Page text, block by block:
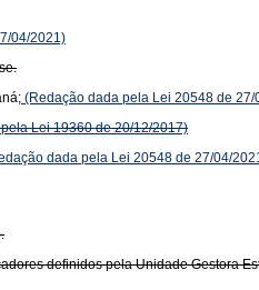
04/2021)
(Redação dada pela Lei 20548 de 27/
Lei 19360 de 20/12/2017)
dada pela Lei 20548 de 27/04/
definidos pela Unidade Gestora